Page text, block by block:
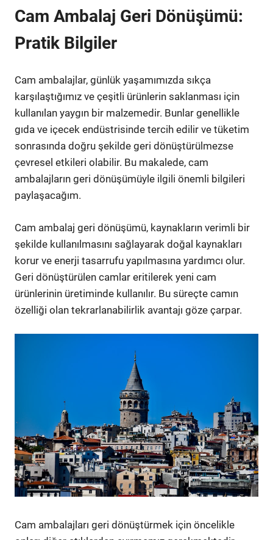
Cam Ambalaj Geri Dönüşümü:
Pratik Bilgiler
Cam ambalajlar, günlük yaşamımızda sıkça
karşılaştığımız ve çeşitli ürünlerin saklanması için
kullanılan yaygın bir malzemedir. Bunlar genellikle
gıda ve içecek endüstrisinde tercih edilir ve tüketim
sonrasında doğru şekilde geri dönüştürülmezse
çevresel etkileri olabilir. Bu makalede, cam
ambalajların geri dönüşümüyle ilgili önemli bilgileri
paylaşacağım.
Cam ambalaj geri dönüşümü, kaynakların verimli bir
şekilde kullanılmasını sağlayarak doğal kaynakları
korur ve enerji tasarrufu yapılmasına yardımcı olur.
Geri dönüştürülen camlar eritilerek yeni cam
ürünlerinin üretiminde kullanılır. Bu süreçte camın
özelliği olan tekrarlanabilirlik avantajı göze çarpar.
Cam ambalajları geri dönüştürmek için öncelikle